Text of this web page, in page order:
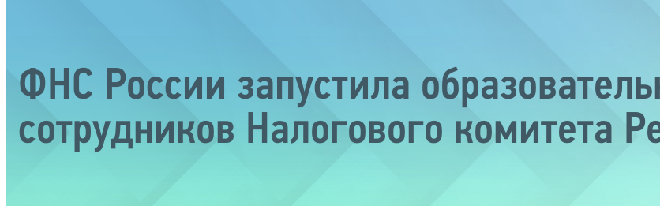
ФНС России запустила
сотрудников Налогового комитета